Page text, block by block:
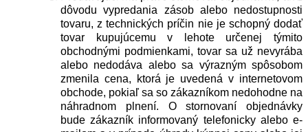
dôvodu vypredania zásob alebo nedostupnosti
tovaru, z technických príčin nie je schopný dodať
tovar kupujúcemu v lehote určenej týmito
obchodnými podmienkami, tovar sa už nevyrába
alebo nedodáva alebo sa výrazným spôsobom
zmenila cena, ktorá je uvedená v internetovom
obchode, pokiaľ sa so zákazníkom nedohodne na
náhradnom plnení. O stornovaní objednávky
bude zákazník informovaný telefonicky alebo e-